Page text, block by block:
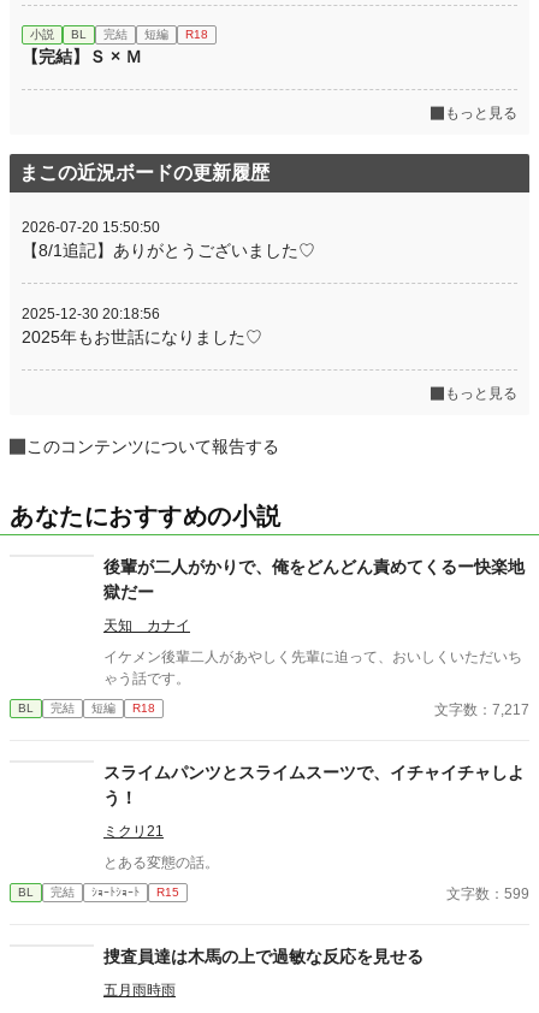
小説 BL 完結 短編 R18
【完結】Ｓ × Ｍ
もっと見る
まこの近況ボードの更新履歴
2026-07-20 15:50:50
【8/1追記】ありがとうございました♡
2025-12-30 20:18:56
2025年もお世話になりました♡
もっと見る
このコンテンツについて報告する
あなたにおすすめの小説
後輩が二人がかりで、俺をどんどん責めてくるー快楽地
獄だー
天知 カナイ
イケメン後輩二人があやしく先輩に迫って、おいしくいただいち
ゃう話です。
BL 完結 短編 R18 文字数：7,217
スライムパンツとスライムスーツで、イチャイチャしよ
う！
ミクリ21
とある変態の話。
BL 完結 ｼｮｰﾄｼｮｰﾄ R15 文字数：599
捜査員達は木馬の上で過敏な反応を見せる
五月雨時雨